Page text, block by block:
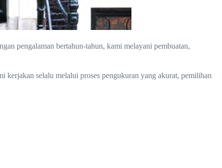
pengalaman bertahun-tahun, kami melayani pembuatan,
kerjakan selalu melalui proses pengukuran yang akurat, pemilihan